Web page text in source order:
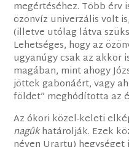
megértéséhez. Több érv
özönvíz univerzális volt
(illetve utólag látva
Lehetséges, hogy az
ugyanúgy csak az
magában, mint ahogy
jöttek gabonáért, vagy
földet” meghódította az
Az ókori közel-keleti
nagûkhatárolják. Ezek